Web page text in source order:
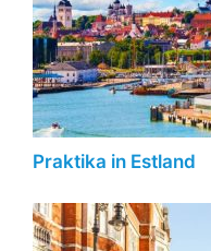
Praktika in Estland